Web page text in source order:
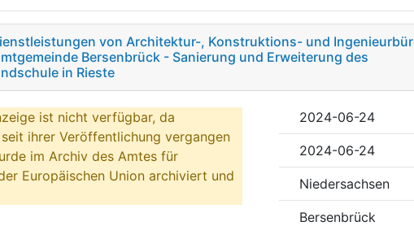
von Architektur-, Konstruktions- und
Bersenbrück - Sanierung und Erweiterung des
in Rieste
ist nicht verfügbar, da
ihrer Veröffentlichung vergangen
im Archiv des Amtes für
Europäischen Union archiviert und
2024-06-24
2024-06-24
Niedersachsen
Bersenbrück